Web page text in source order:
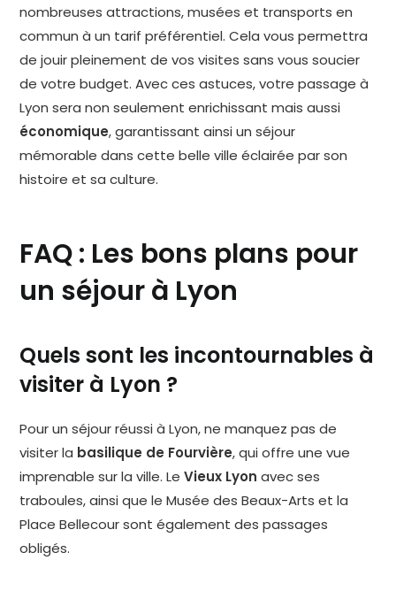
nombreuses attractions, musées et transports en
commun à un tarif préférentiel. Cela vous permettra
de jouir pleinement de vos visites sans vous soucier
de votre budget. Avec ces astuces, votre passage à
Lyon sera non seulement enrichissant mais aussi
économique, garantissant ainsi un séjour
mémorable dans cette belle ville éclairée par son
histoire et sa culture.
FAQ : Les bons plans pour
un séjour à Lyon
Quels sont les incontournables à
visiter à Lyon ?
Pour un séjour réussi à Lyon, ne manquez pas de
visiter la basilique de Fourvière, qui offre une vue
imprenable sur la ville. LeVieux Lyon avec ses
traboules, ainsi que le Musée des Beaux-Arts et la
Place Bellecour sont également des passages
obligés.